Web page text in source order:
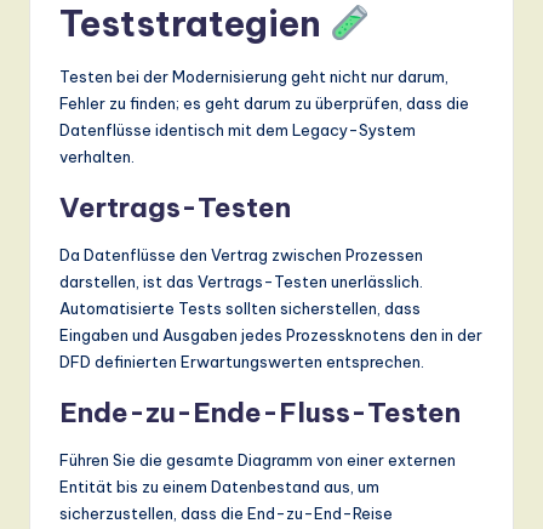
Teststrategien
Testen bei der Modernisierung geht nicht nur darum,
Fehler zu finden; es geht darum zu überprüfen, dass die
Datenflüsse identisch mit dem Legacy-System
verhalten.
Vertrags-Testen
Da Datenflüsse den Vertrag zwischen Prozessen
darstellen, ist das Vertrags-Testen unerlässlich.
Automatisierte Tests sollten sicherstellen, dass
Eingaben und Ausgaben jedes Prozessknotens den in der
DFD definierten Erwartungswerten entsprechen.
Ende-zu-Ende-Fluss-Testen
Führen Sie die gesamte Diagramm von einer externen
Entität bis zu einem Datenbestand aus, um
sicherzustellen, dass die End-zu-End-Reise